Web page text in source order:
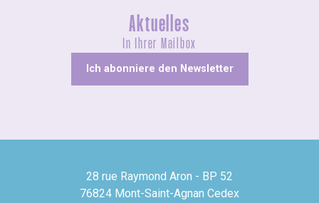
Aktuelles
In Ihrer Mailbox
Ich abonniere den Newsletter
28 rue Raymond Aron - BP 52
76824 Mont-Saint-Agnan Cedex